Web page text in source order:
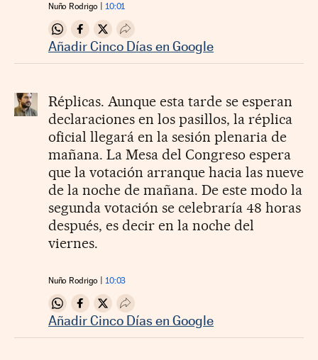
Nuño Rodrigo 10:01
Compartir en Whatsapp
Compartir en Facebook
Compartir en Twitter
Desplegar Redes Sociales
Añadir Cinco Días en Google
Réplicas. Aunque esta tarde se esperan
declaraciones en los pasillos, la réplica
oficial llegará en la sesión plenaria de
mañana. La Mesa del Congreso espera
que la votación arranque hacia las nueve
de la noche de mañana. De este modo la
segunda votación se celebraría 48 horas
después, es decir en la noche del
viernes.
Nuño Rodrigo 10:03
Compartir en Whatsapp
Compartir en Facebook
Compartir en Twitter
Desplegar Redes Sociales
Añadir Cinco Días en Google